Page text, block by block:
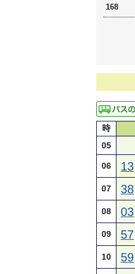
168
時
05
06 13
07 38
08 03
09 57
10 59